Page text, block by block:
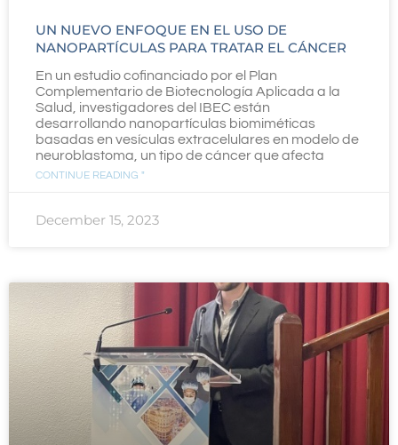
UN NUEVO ENFOQUE EN EL USO DE
NANOPARTÍCULAS PARA TRATAR EL CÁNCER
En un estudio cofinanciado por el Plan
Complementario de Biotecnología Aplicada a la
Salud, investigadores del IBEC están
desarrollando nanopartículas biomiméticas
basadas en vesículas extracelulares en modelo de
neuroblastoma, un tipo de cáncer que afecta
CONTINUE READING "
December 15, 2023